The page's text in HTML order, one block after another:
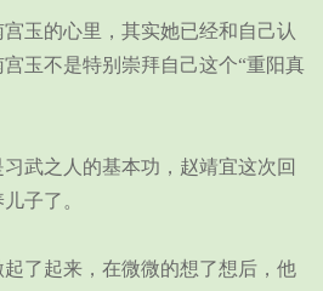
的心里，其实她已经和自己认
玉不是特别崇拜自己这个“重阳真
之人的基本功，赵靖宜这次回
子了。
起来，在微微的想了想后，他